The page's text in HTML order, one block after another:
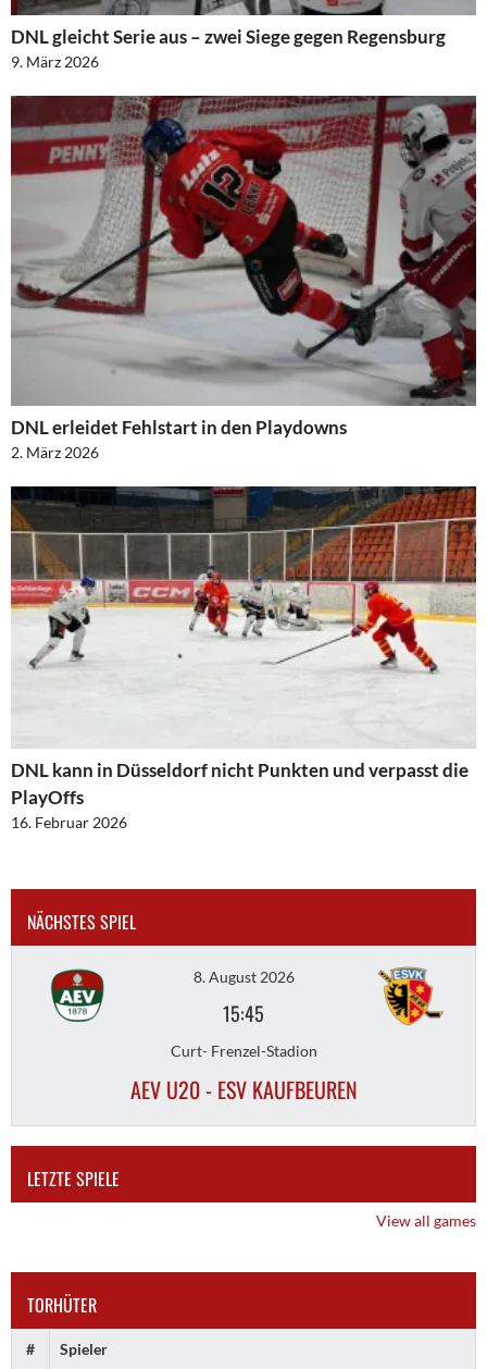
DNL gleicht Serie aus – zwei Siege gegen Regensburg
9. März 2026
DNL erleidet Fehlstart in den Playdowns
2. März 2026
DNL kann in Düsseldorf nicht Punkten und verpasst die
PlayOffs
16. Februar 2026
NÄCHSTES SPIEL
8. August 2026
15:45
Curt- Frenzel-Stadion
AEV U20 - ESV KAUFBEUREN
LETZTE SPIELE
View all games
TORHÜTER
# Spieler